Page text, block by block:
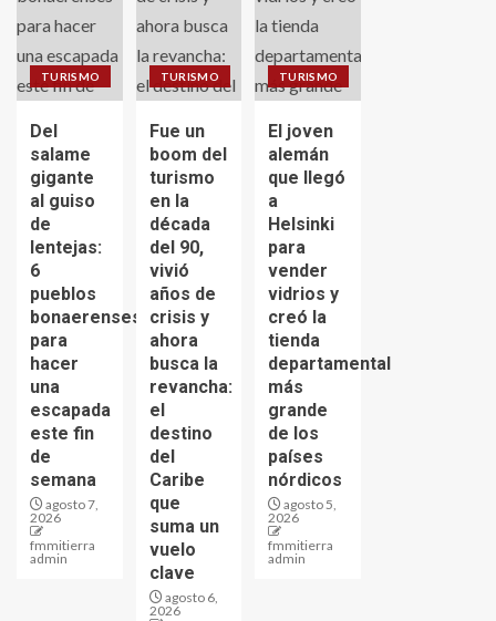
TURISMO
Del
salame
gigante
al guiso
de
lentejas:
6
pueblos
bonaerenses
para
hacer
una
escapada
este fin
de
semana
agosto 7,
2026
fmmitierra
admin
TURISMO
Fue un
boom del
turismo
en la
década
del 90,
vivió
años de
crisis y
ahora
busca la
revancha:
el
destino
del
Caribe
que
suma un
vuelo
clave
agosto 6,
2026
TURISMO
El joven
alemán
que llegó
a
Helsinki
para
vender
vidrios y
creó la
tienda
departamental
más
grande
de los
países
nórdicos
agosto 5,
2026
fmmitierra
admin